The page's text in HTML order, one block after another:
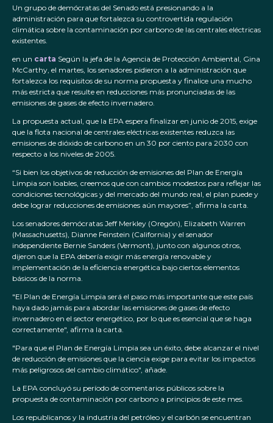
Un grupo de demócratas del Senado está presionando a la
administración para que fortalezca su controvertida regulación
climática sobre la contaminación por carbono de las centrales eléctricas
existentes.
en un carta Según la jefa de la Agencia de Protección Ambiental, Gina
McCarthy, el martes, los senadores pidieron a la administración que
fortalezca los requisitos de su norma propuesta y finalice una mucho
más estricta que resulte en reducciones más pronunciadas de las
emisiones de gases de efecto invernadero.
La propuesta actual, que la EPA espera finalizar en junio de 2015, exige
que la flota nacional de centrales eléctricas existentes reduzca las
emisiones de dióxido de carbono en un 30 por ciento para 2030 con
respecto a los niveles de 2005.
“Si bien los objetivos de reducción de emisiones del Plan de Energía
Limpia son loables, creemos que con cambios modestos para reflejar las
condiciones tecnológicas y del mercado del mundo real, el plan puede y
debe lograr reducciones de emisiones aún mayores”, afirma la carta.
Los senadores demócratas Jeff Merkley (Oregón), Elizabeth Warren
(Massachusetts), Dianne Feinstein (California) y el senador
independiente Bernie Sanders (Vermont), junto con algunos otros,
dijeron que la EPA debería exigir más energía renovable y
implementación de la eficiencia energética bajo ciertos elementos
básicos de la norma.
"El Plan de Energía Limpia será el paso más importante que este país
haya dado jamás para abordar las emisiones de gases de efecto
invernadero en el sector energético, por lo que es esencial que se haga
correctamente", afirma la carta.
"Para que el Plan de Energía Limpia sea un éxito, debe alcanzar el nivel
de reducción de emisiones que la ciencia exige para evitar los impactos
más peligrosos del cambio climático", añade.
La EPA concluyó su período de comentarios públicos sobre la
propuesta de contaminación por carbono a principios de este mes.
Los republicanos y la industria del petróleo y el carbón se encuentran